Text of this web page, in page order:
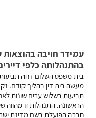
עמידר חויבה בהוצאות
בהתנהלותה כלפי
בית משפט השלום דחה תביעות
מעשה בית דין בהליך קודם.
תביעות בשלוש ערים שונות
הראשונה. התנהלות זו מהווה
חברה הפועלת בשם מדינת